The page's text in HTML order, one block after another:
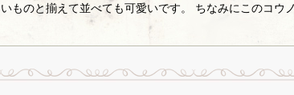
のと揃えて並べても可愛いです。 ちなみにこのコウ